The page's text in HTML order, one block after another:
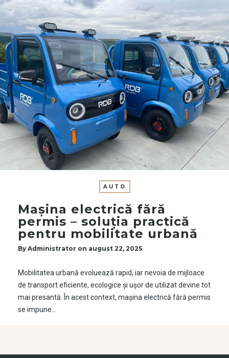
AUTO
Mașina electrică fără
permis – soluția practică
pentru mobilitate urbană
By Administrator on august 22, 2025
Mobilitatea urbană evoluează rapid, iar nevoia de mijloace
de transport eficiente, ecologice și ușor de utilizat devine tot
mai presantă. În acest context, mașina electrică fără permis
se impune…